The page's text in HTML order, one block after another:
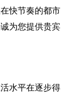
快节奏的都市
为您提供贵宾
水平在逐步得